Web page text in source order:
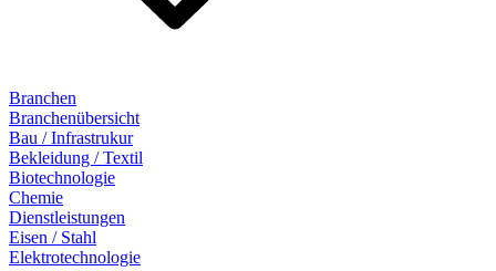
Branchen
Branchenübersicht
Bau / Infrastrukur
Bekleidung / Textil
Biotechnologie
Chemie
Dienstleistungen
Eisen / Stahl
Elektrotechnologie